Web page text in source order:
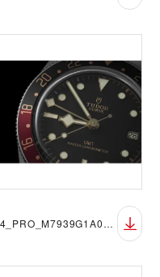
T24_PRO_M7939G1A0NRU-0001_009